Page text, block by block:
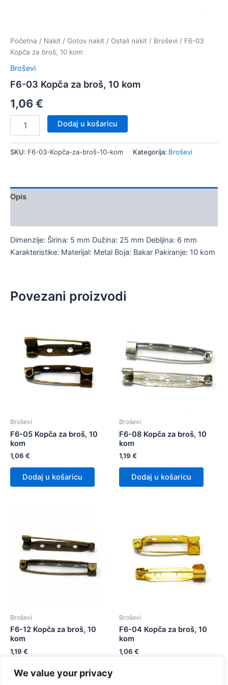
We value your privacy
Početna / Nakit / Gotov nakit / Ostali nakit / Broševi / F6-03
Kopča za broš, 10 kom
Broševi
F6-03 Kopča za broš, 10 kom
1,06€
za
količina
Dodaj u košaricu
SKU: F6-03-Kopča-za-broš-10-kom Kategorija: Broševi
Opis
Dimenzije: Širina: 5 mm Dužina: 25 mm Debljina: 6 mm
Karakteristike: Materijal: Metal Boja: Bakar Pakiranje: 10 kom
Povezani proizvodi
Broševi
F6-05 Kopča za broš, 10
kom
1,06 €
Dodaj u košaricu
Broševi
F6-08 Kopča za broš, 10
kom
1,19 €
Dodaj u košaricu
Broševi
F6-12 Kopča za broš, 10
kom
1,19 €
Dodaj u košaricu
Broševi
F6-04 Kopča za broš, 10
kom
1,06 €